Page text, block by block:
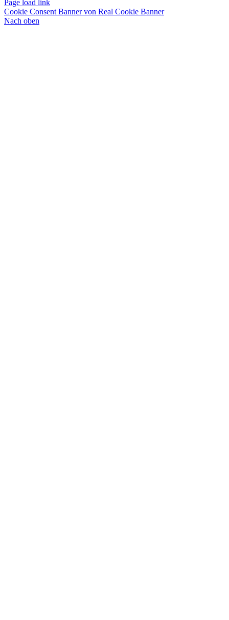
Page load link
Cookie Consent Banner von Real Cookie Banner
Nach oben